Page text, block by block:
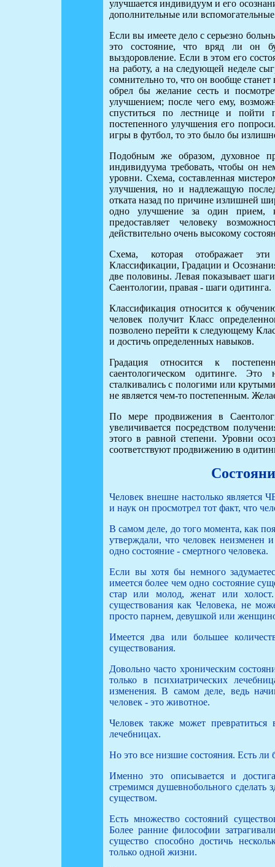
улучшается индивидуум и его
дополнительные или
Если вы имеете дело с серьезно
это состояние, что вряд ли он
выздоровление. Если в этом его
на работу, а на следующей неделе
сомнительно то, что он вообще
обрел бы желание сесть и
улучшением; после чего ему,
спуститься по лестнице и пойти
постепенного улучшения его
игры в футбол, то это было бы
Подобным же образом, духовное
индивидуума требовать, чтобы он
уровни. Схема, составленная
улучшения, но и надлежащую
отката назад по причине излишней
одно улучшение за один прием,
предоставляет человеку
действительно очень высокому
Схема, которая отображает
Классификации, Градации и
две половины. Левая показывает
Саентологии, правая - шаги одитинга.
Классификация относится к
человек получит Класс
позволено перейти к следующему
и достичь определенных навыков.
Градация относится к
саентологическом одитинге.
сталкивались с пологими или
не является чем-то постепенным.
По мере продвижения в
увеличивается посредством
этого в равной степени. Уровни
соответствуют продвижению в
Человек внешне настолько
и наук он просмотрел тот факт, что
В самом деле, до того момента, как
утверждали, что человек неизменен
одно состояние - смертного человека.
Если вы хотя бы немного
имеется более чем одно состояние
стар или молод, женат или
существования как Человека, не
просто парнем, девушкой или
Имеется два или большее
существования.
Довольно часто хроническим
только в психиатрических
изменения. В самом деле, ведь
человек - это животное.
Человек также может
лечебницах.
Но это все низшие состояния. Есть ли
Именно это описывается и
стремимся душевнобольного
существом.
Есть множество состояний
Более ранние философии
существо способно достичь
только одной жизни.